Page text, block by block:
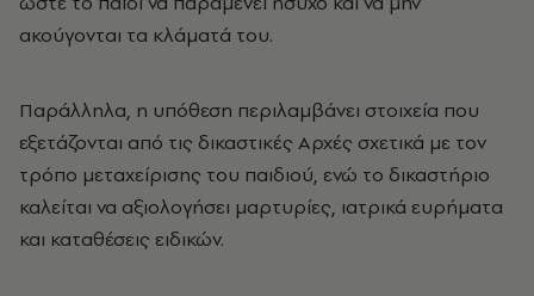
ακούγονται τα κλάματά του.
Παράλληλα, η υπόθεση περιλαμβάνει στοιχεία που
εξετάζονται από τις δικαστικές Αρχές σχετικά με τον
τρόπο μεταχείρισης του παιδιού, ενώ το δικαστήριο
καλείται να αξιολογήσει μαρτυρίες, ιατρικά ευρήματα
και καταθέσεις ειδικών.